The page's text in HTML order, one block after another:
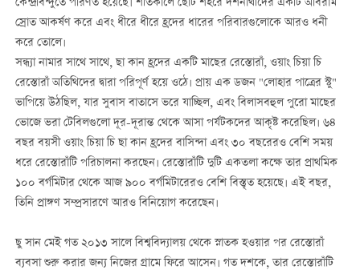
স্রোত আকর্ষণ করে এবং ধীরে ধীরে হ্রদের ধারের পরিবারগুলোকে আরও ধনী
করে তোলে।
সন্ধ্যা নামার সাথে সাথে, ছা কান হ্রদের একটি মাছের রেস্তোরাঁ, ওয়াং চিয়া চি
রেস্তোরাঁ অতিথিদের দ্বারা পরিপূর্ণ হয়ে ওঠে। প্রায় এক ডজন "লোহার পাত্রের স্টু"
ভাপিয়ে উঠছিল, যার সুবাস বাতাসে ভরে যাচ্ছিল, এবং বিলাসবহুল পুরো মাছের
ভোজে ভরা টেবিলগুলো দূর-দূরান্ত থেকে আসা পর্যটকদের আকৃষ্ট করেছিল। ৬৪
বছর বয়সী ওয়াং চিয়া চি ছা কান হ্রদের বাসিন্দা এবং ৩০ বছরেরও বেশি সময়
ধরে রেস্তোরাঁটি পরিচালনা করছেন। রেস্তোরাঁটি দুটি একতলা কক্ষে তার প্রাথমিক
১০০ বর্গমিটার থেকে আজ ৯০০ বর্গমিটারেরও বেশি বিস্তৃত হয়েছে। এই বছর,
তিনি প্রাঙ্গণ সম্প্রসারণে আরও বিনিয়োগ করেছেন।
ছু সান মেই গত ২০১৩ সালে বিশ্ববিদ্যালয় থেকে স্নাতক হওয়ার পর রেস্তোরাঁ
ব্যবসা শুরু করার জন্য নিজের গ্রামে ফিরে আসেন। গত দশকে, তার রেস্তোরাঁটি